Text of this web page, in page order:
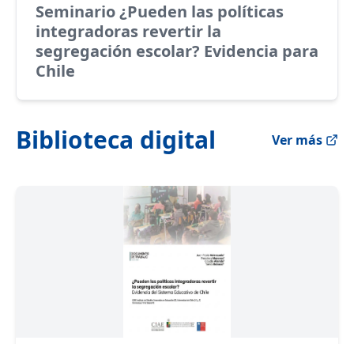
Seminario ¿Pueden las políticas
integradoras revertir la
segregación escolar? Evidencia para
Chile
Biblioteca digital Ver más